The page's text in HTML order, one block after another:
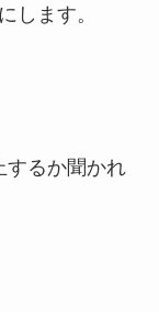
します。
するか聞かれ